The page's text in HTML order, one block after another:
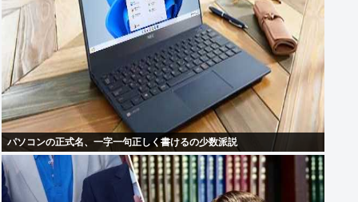
パソコンの正式名、一字一句正しく書けるの少数派説